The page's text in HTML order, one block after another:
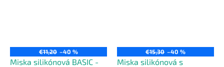
€11,20 –40 %
Miska silikónová BASIC -
€15,30 –40 %
Miska silikónová s